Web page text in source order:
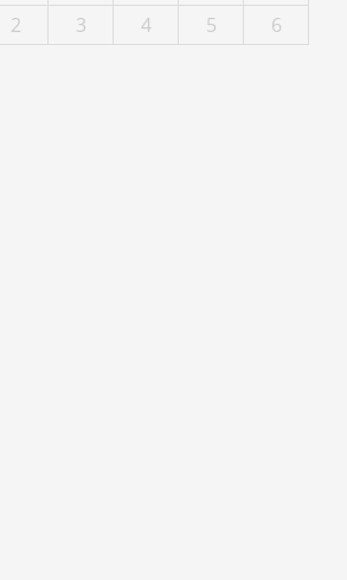
2 3 4 5 6